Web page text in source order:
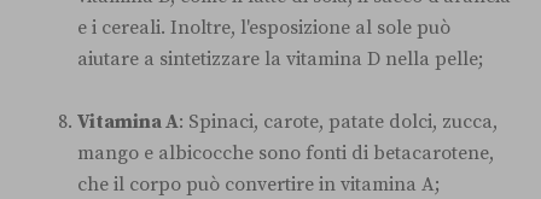
e i cereali. Inoltre, l'esposizione al sole può
aiutare a sintetizzare la vitamina D nella pelle;
Vitamina A: Spinaci, carote, patate dolci, zucca,
mango e albicocche sono fonti di betacarotene,
che il corpo può convertire in vitamina A;